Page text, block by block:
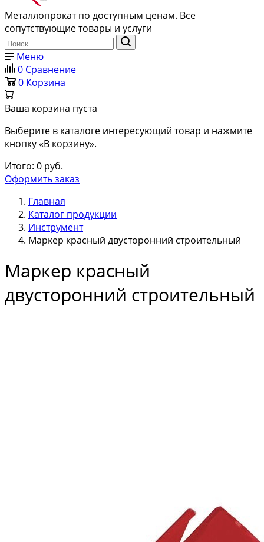
Металлопрокат по доступным ценам. Все
сопутствующие товары и услуги
Меню
0 Сравнение
0 Корзина
Ваша корзина пуста
Выберите в каталоге интересующий товар и нажмите
кнопку «В корзину».
Итого: 0 руб.
Оформить заказ
Главная
Каталог продукции
Инструмент
Маркер красный двусторонний строительный
Маркер красный
двусторонний строительный